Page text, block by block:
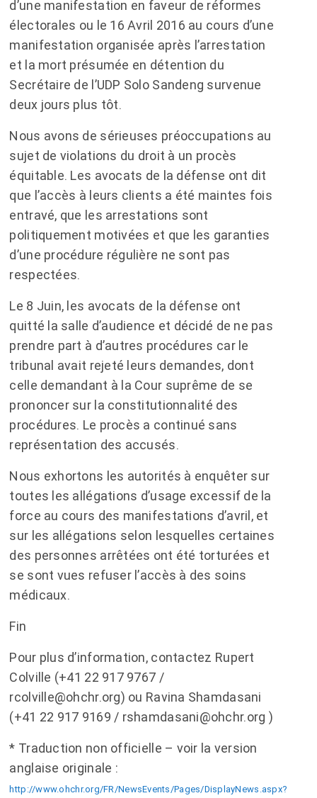
d’une manifestation en faveur de réformes
électorales ou le 16 Avril 2016 au cours d’une
manifestation organisée après l’arrestation
et la mort présumée en détention du
Secrétaire de l’UDP Solo Sandeng survenue
deux jours plus tôt.
Nous avons de sérieuses préoccupations au
sujet de violations du droit à un procès
équitable. Les avocats de la défense ont dit
que l’accès à leurs clients a été maintes fois
entravé, que les arrestations sont
politiquement motivées et que les garanties
d’une procédure régulière ne sont pas
respectées.
Le 8 Juin, les avocats de la défense ont
quitté la salle d’audience et décidé de ne pas
prendre part à d’autres procédures car le
tribunal avait rejeté leurs demandes, dont
celle demandant à la Cour suprême de se
prononcer sur la constitutionnalité des
procédures. Le procès a continué sans
représentation des accusés.
Nous exhortons les autorités à enquêter sur
toutes les allégations d’usage excessif de la
force au cours des manifestations d’avril, et
sur les allégations selon lesquelles certaines
des personnes arrêtées ont été torturées et
se sont vues refuser l’accès à des soins
médicaux.
Fin
Pour plus d’information, contactez Rupert
Colville (+41 22 917 9767 /
rcolville@ohchr.org) ou Ravina Shamdasani
(+41 22 917 9169 / rshamdasani@ohchr.org )
* Traduction non officielle – voir la version
anglaise originale :
http://www.ohchr.org/FR/NewsEvents/Pages/DisplayNews.aspx?